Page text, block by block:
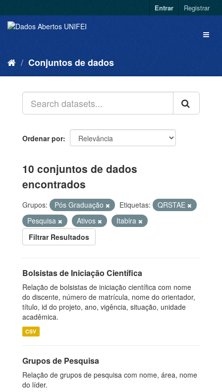
Entrar Registrar
Conjuntos de dados
Ordenar por
10 conjuntos de dados
encontrados
Grupos: Pós Graduação Etiquetas:
QRSTAE
Pesquisa
Ativos
Itabira
Filtrar Resultados
Bolsistas de Iniciação Científica
Relação de bolsistas de iniciação científica com nome
do discente, número de matrícula, nome do orientador,
título, id do projeto, ano, vigência, situação, unidade
acadêmica.
CSV
Grupos de Pesquisa
Relação de grupos de pesquisa com nome, área, nome
do líder.